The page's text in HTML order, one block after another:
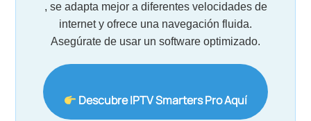
, se adapta mejor a diferentes velocidades de
internet y ofrece una navegación fluida.
Asegúrate de usar un software optimizado.
Descubre IPTV Smarters Pro Aquí